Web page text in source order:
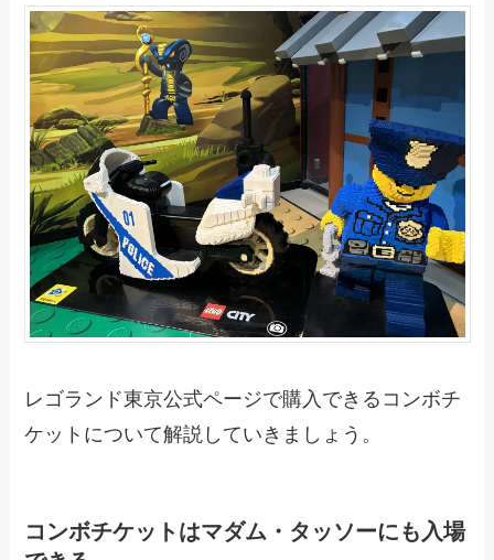
レゴランド東京公式ページで購入できるコンボチ
ケットについて解説していきましょう。
コンボチケットはマダム・タッソーにも入場